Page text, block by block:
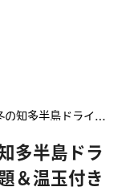
温玉付き絶品みそカツ鍋『PS純金（ゴールド）』
多半島ドラ
＆温玉付き